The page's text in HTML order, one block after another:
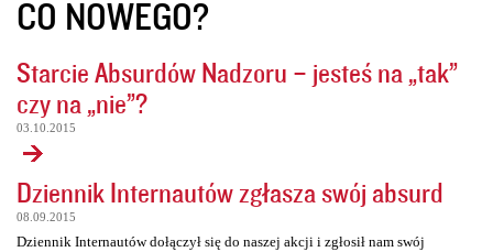
CO NOWEGO?
Starcie Absurdów Nadzoru – jesteś na „tak”
czy na „nie”?
03.10.2015
Dziennik Internautów zgłasza swój absurd
08.09.2015
Dziennik Internautów dołączył się do naszej akcji i zgłosił nam swój